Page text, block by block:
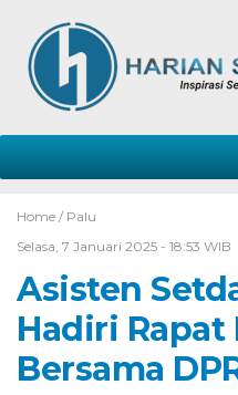
Home / Palu
Selasa, 7 Januari 2025 - 18:53 WIB
Asisten
Hadiri
Bersama